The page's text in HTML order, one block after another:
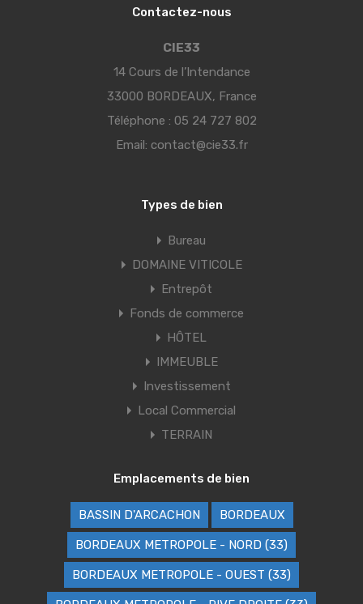
Contactez-nous
CIE33
14 Cours de l’Intendance
33000 BORDEAUX, France
Téléphone : 05 24 727 802
Email: contact@cie33.fr
Types de bien
Bureau
DOMAINE VITICOLE
Entrepôt
Fonds de commerce
HÔTEL
IMMEUBLE
Investissement
Local Commercial
TERRAIN
Emplacements de bien
BASSIN D'ARCACHON BORDEAUX
BORDEAUX METROPOLE - NORD (33)
BORDEAUX METROPOLE - OUEST (33)